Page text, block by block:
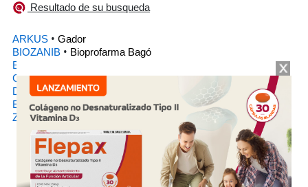
Resultado de su busqueda
ARKUS • Gador
BIOZANIB • Bioprofarma Bagó
BOZATINIX
CIDEBIN•Richmond
DABATROX•Adium
EXOBOZAN•Elea
ZANTERIB•Tuteur